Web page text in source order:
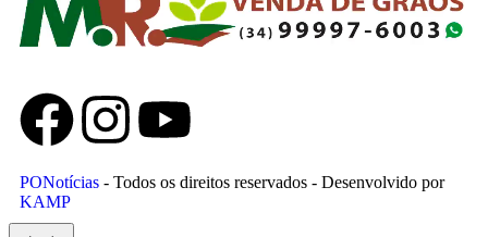
PONotícias - Todos os direitos reservados - Desenvolvido por
KAMP